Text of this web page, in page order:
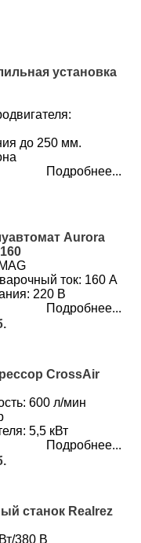
установка
до 250 мм.
Подробнее...
Aurora
ток: 160 А
220 В
Подробнее...
CrossAir
600 л/мин
5,5 кВт
Подробнее...
станок Realrez
380 В